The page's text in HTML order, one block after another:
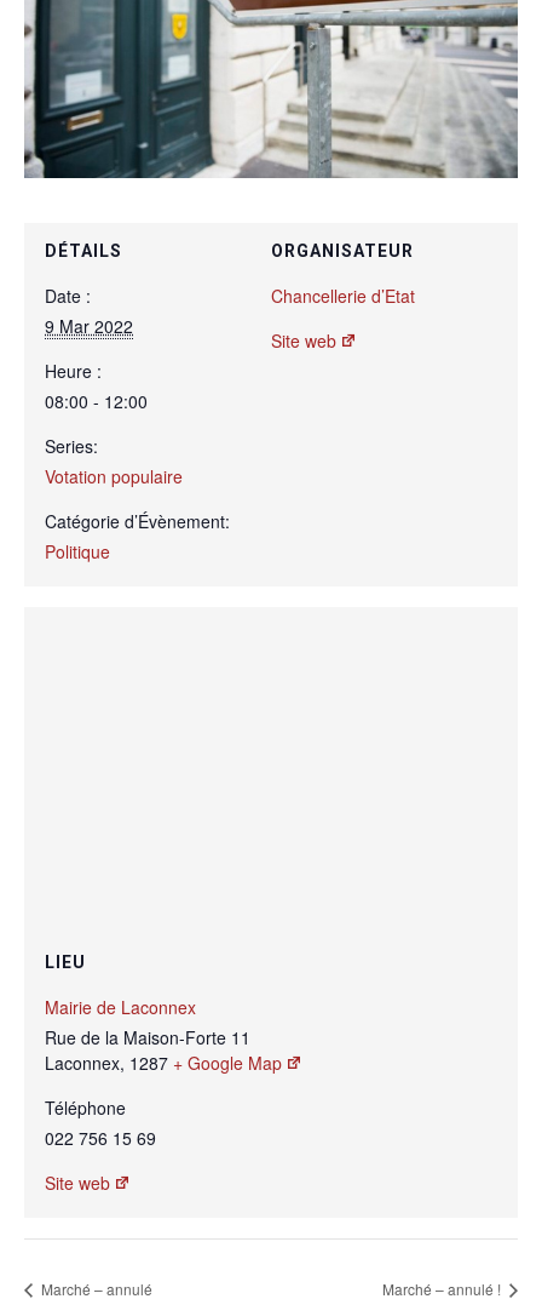
Genève
DÉTAILS
Date :
9 Mar 2022
Heure :
08:00 - 12:00
Series:
Votation populaire
Catégorie d’Évènement:
Politique
ORGANISATEUR
Chancellerie d’Etat
Site web
LIEU
Mairie de Laconnex
Rue de la Maison-Forte 11
Laconnex, 1287 + Google Map
Téléphone
022 756 15 69
Site web
Marché – annulé Marché – annulé !